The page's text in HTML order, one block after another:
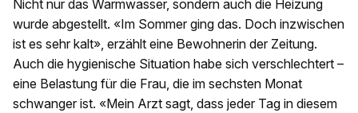
Nicht nur das Warmwasser, sondern auch die Heizung
wurde abgestellt. «Im Sommer ging das. Doch inzwischen
ist es sehr kalt», erzählt eine Bewohnerin der Zeitung.
Auch die hygienische Situation habe sich verschlechtert –
eine Belastung für die Frau, die im sechsten Monat
schwanger ist. «Mein Arzt sagt, dass jeder Tag in diesem